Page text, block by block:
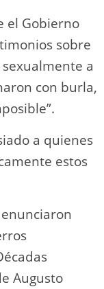
el Gobierno
sobre
a
con burla,
a quienes
estos
Augusto